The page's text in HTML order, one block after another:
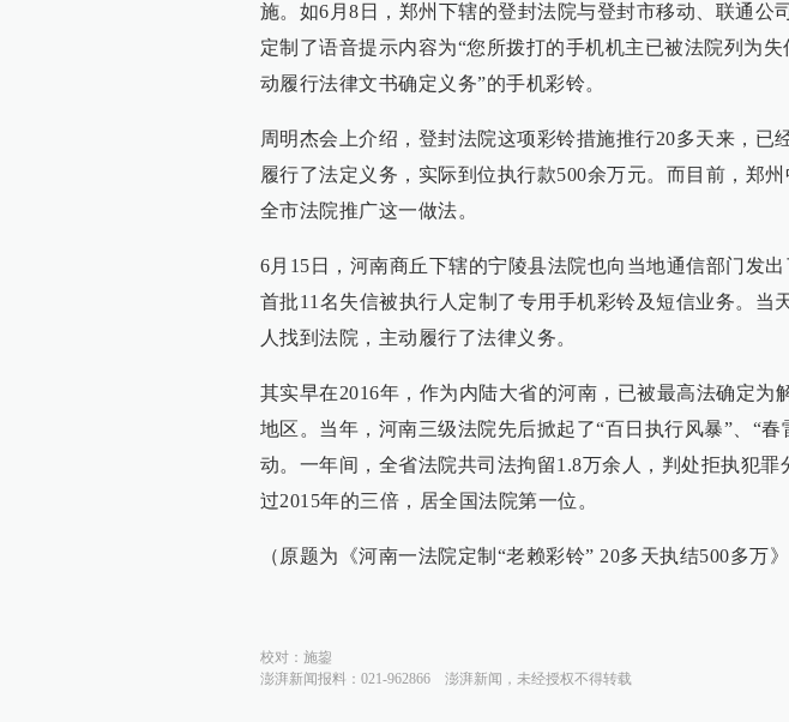
施。如6月8日，郑州下辖的登封法院与登封市移动、联通公
定制了语音提示内容为“您所拨打的手机机主已被法院列为
动履行法律文书确定义务”的手机彩铃。
周明杰会上介绍，登封法院这项彩铃措施推行20多天来，已
履行了法定义务，实际到位执行款500余万元。而目前，郑
全市法院推广这一做法。
6月15日，河南商丘下辖的宁陵县法院也向当地通信部门发
首批11名失信被执行人定制了专用手机彩铃及短信业务。当
人找到法院，主动履行了法律义务。
其实早在2016年，作为内陆大省的河南，已被最高法确定为
地区。当年，河南三级法院先后掀起了“百日执行风暴”、“春
动。一年间，全省法院共司法拘留1.8万余人，判处拒执犯罪
过2015年的三倍，居全国法院第一位。
（原题为《河南一法院定制“老赖彩铃” 20多天执结500多万》
校对： 施鋆
澎湃新闻报料：021-962866
澎湃新闻，未经授权不得转载